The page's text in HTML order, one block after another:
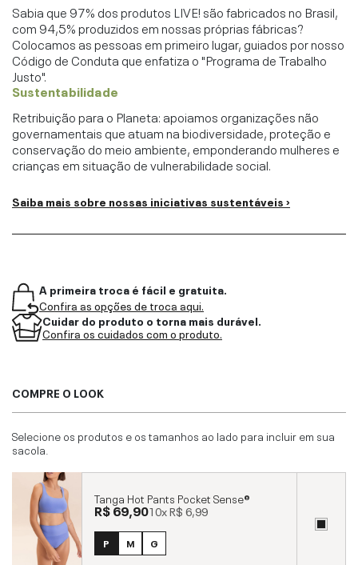
Sabia que 97% dos produtos LIVE! são fabricados no Brasil,
com 94,5% produzidos em nossas próprias fábricas?
Colocamos as pessoas em primeiro lugar, guiados por nosso
Código de Conduta que enfatiza o "Programa de Trabalho
Justo".
Sustentabilidade
Retribuição para o Planeta: apoiamos organizações não
governamentais que atuam na biodiversidade, proteção e
conservação do meio ambiente, emponderando mulheres e
crianças em situação de vulnerabilidade social.
Saiba mais sobre nossas iniciativas sustentáveis ›
A primeira troca é fácil e gratuita.
Confira as opções de troca aqui.
Cuidar do produto o torna mais durável.
Confira os cuidados com o produto.
COMPRE O LOOK
Selecione os produtos e os tamanhos ao lado para incluir em sua
sacola.
Tanga Hot Pants Pocket Sense®
R$ 69,9010xR$ 6,99
P M G